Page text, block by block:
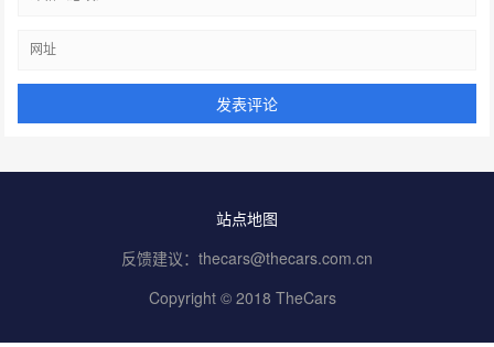
站点地图
反馈建议：thecars@thecars.com.cn
Copyright © 2018 TheCars